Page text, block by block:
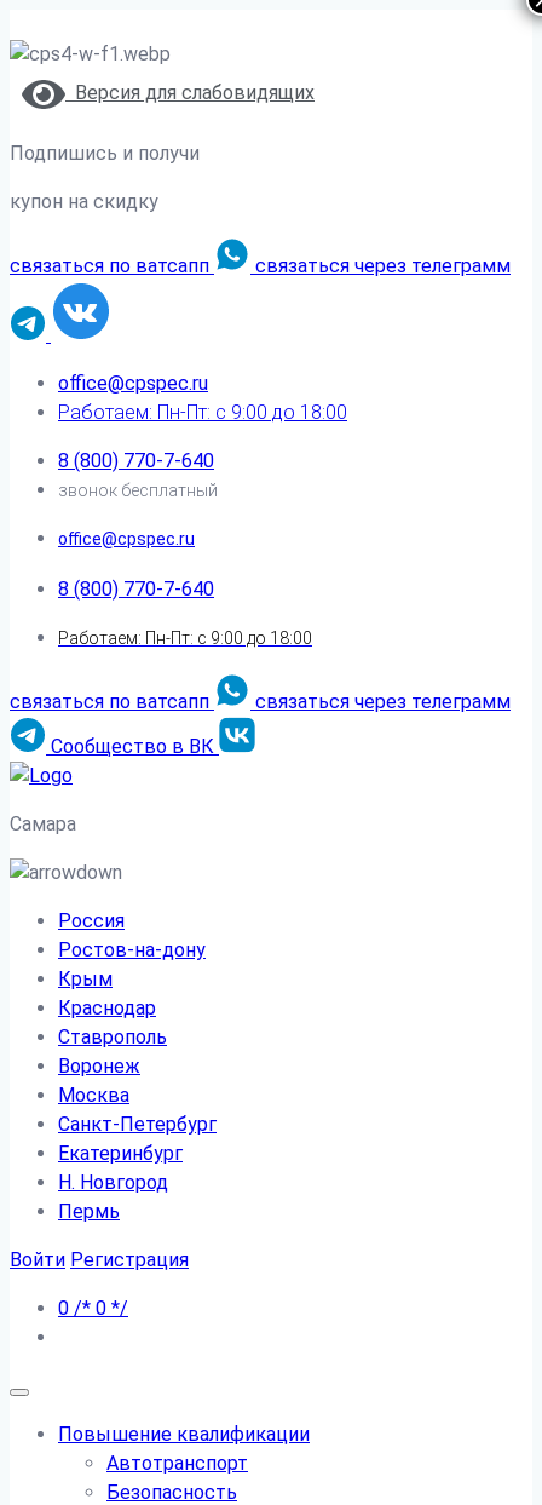
Версия для слабовидящих
Подпишись и получи
купон на скидку
связаться по ватсапп связаться через телеграмм
office@cpspec.ru
Работаем: Пн-Пт: с 9:00 до 18:00
8 (800) 770-7-640
звонок бесплатный
office@cpspec.ru
8 (800) 770-7-640
Работаем: Пн-Пт: с 9:00 до 18:00
связаться по ватсапп
связаться через телеграмм
Сообщество в ВК
Самара
Россия
Ростов-на-дону
Крым
Краснодар
Ставрополь
Воронеж
Москва
Санкт-Петербург
Екатеринбург
Н. Новгород
Пермь
Войти Регистрация
0 /* 0 */
Повышение квалификации
Автотранспорт
Безопасность